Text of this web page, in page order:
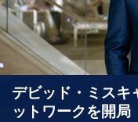
デビッド・ミスキ
ットワークを開局